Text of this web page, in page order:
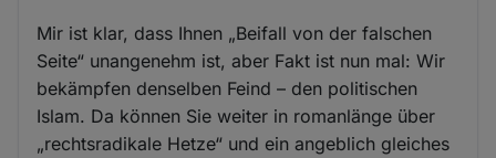
Mir ist klar, dass Ihnen „Beifall von der falschen
Seite“ unangenehm ist, aber Fakt ist nun mal: Wir
bekämpfen denselben Feind – den politischen
Islam. Da können Sie weiter in romanlänge über
„rechtsradikale Hetze“ und ein angeblich gleiches